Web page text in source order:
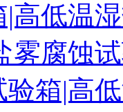
高低温
雾腐蚀
箱|高